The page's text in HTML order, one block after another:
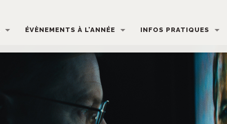
ÉVÈNEMENTS À L’ANNÉE INFOS PRATIQUES